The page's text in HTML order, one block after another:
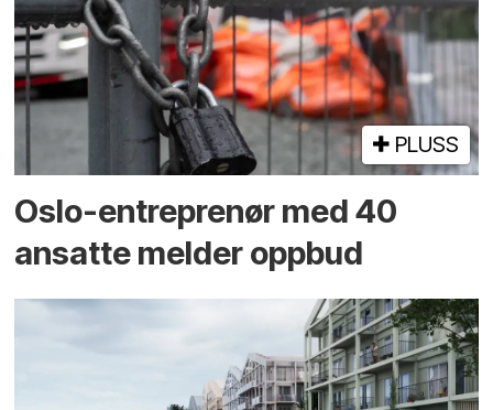
PLUSS
Oslo-entreprenør med 40
ansatte melder oppbud